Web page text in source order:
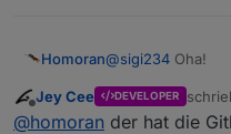
Homoran@sigi234 Oha!
im Forum war er
Hoffentlich alles
Offline
Jey Cee DEVELOPER
@homoran der hat die